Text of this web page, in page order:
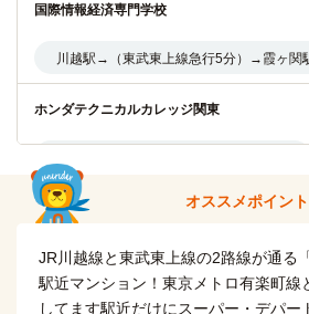
川越駅→（東武東上線準急7分）→ふじ
東洋大学(川越キャンパス)
川越駅→(東武東上線8分)→鶴ヶ島駅
埼玉女子短期大学
川越駅→（JR川越線17分）→武蔵高萩駅
東洋大学(朝霞キャンパス)
国際情報経済専門学校
川越駅→（東武東上線急行5分）→霞ヶ関
ホンダテクニカルカレッジ関東
西武学園医学技術専門学校(所沢キャンパス)
本川越駅→（西武新宿線急行19分）→航空
国際航空専門学校
オススメポイント
JR川越線と東武東上線の2路線が通る
駅近マンション！東京メトロ有楽町線
してます駅近だけにスーパー・デパー